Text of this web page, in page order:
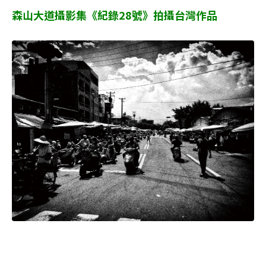
森山大道攝影集《紀錄28號》拍攝台灣作品